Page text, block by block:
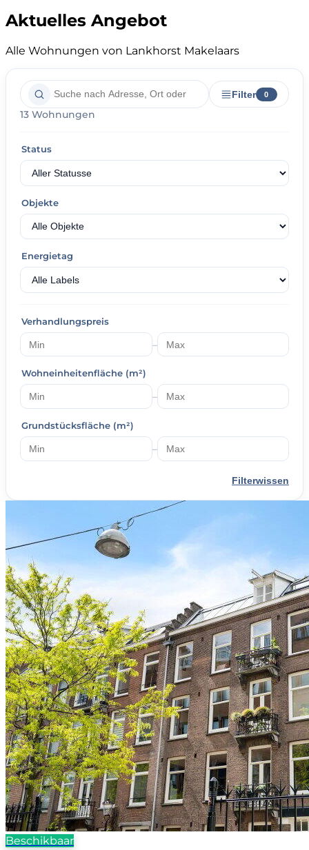
Aktuelles Angebot
Alle Wohnungen von Lankhorst Makelaars
Filter 0
13 Wohnungen
Status
Objekte
Energietag
Verhandlungspreis
–
Wohneinheitenfläche (m²)
–
Grundstücksfläche (m²)
–
Filterwissen
Beschikbaar